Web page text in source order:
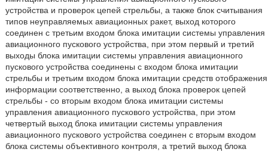
устройства и проверок цепей стрельбы, а также блок считывания
типов неуправляемых авиационных ракет, выход которого
соединен с третьим входом блока имитации системы управления
авиационного пускового устройства, при этом первый и третий
выходы блока имитации системы управления авиационного
пускового устройства соединены с входом блока имитации
стрельбы и третьим входом блока имитации средств отображения
информации соответственно, а выход блока проверок цепей
стрельбы - со вторым входом блока имитации системы
управления авиационного пускового устройства, при этом
четвертый выход блока имитации системы управления
авиационного пускового устройства соединен с вторым входом
блока системы объективного контроля, а третий выход блока